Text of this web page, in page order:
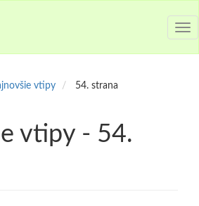
vtipy 54. strana
vtipy - 54.